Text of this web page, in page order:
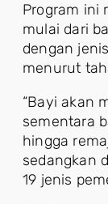
Program ini
mulai dari
dengan
menurut
“Bayi akan
sementara
hingga
sedangkan
19 jenis